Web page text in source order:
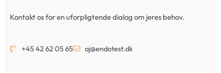
Kontakt os for en uforpligtende dialog om jeres behov.
+45 42 62 05 65 aj@endotest.dk